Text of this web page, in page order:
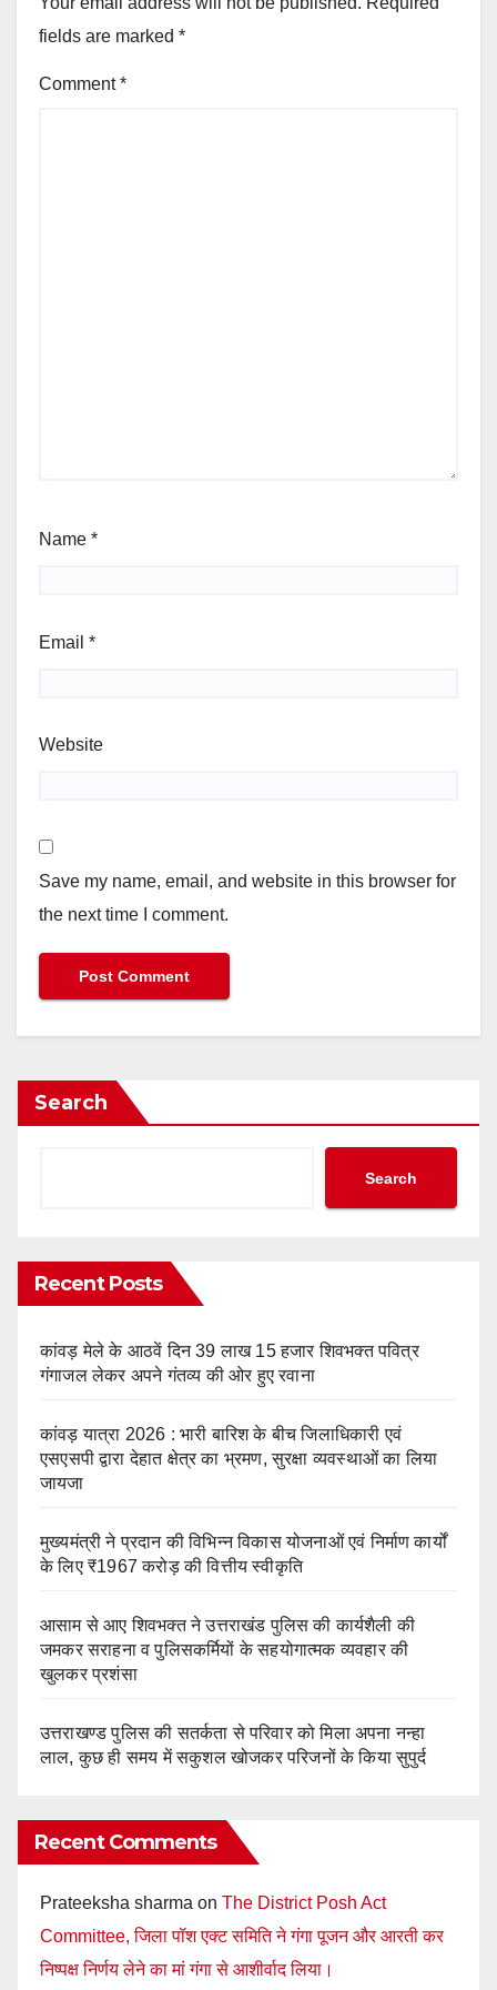
fields are marked *
Comment*
Name *
Email *
Website
Save my name, email, and website in this browser for
the next time I comment.
Search
Search
Recent Posts
कांवड़ मेले के आठवें दिन 39 लाख 15 हजार शिवभक्त पवित्र
गंगाजल लेकर अपने गंतव्य की ओर हुए रवाना
कांवड़ यात्रा 2026 : भारी बारिश के बीच जिलाधिकारी एवं
एसएसपी द्वारा देहात क्षेत्र का भ्रमण, सुरक्षा व्यवस्थाओं का लिया
जायजा
मुख्यमंत्री ने प्रदान की विभिन्न विकास योजनाओं एवं निर्माण कार्यों
के लिए ₹1967 करोड़ की वित्तीय स्वीकृति
आसाम से आए शिवभक्त ने उत्तराखंड पुलिस की कार्यशैली की
जमकर सराहना व पुलिसकर्मियों के सहयोगात्मक व्यवहार की
खुलकर प्रशंसा
उत्तराखण्ड पुलिस की सतर्कता से परिवार को मिला अपना नन्हा
लाल, कुछ ही समय में सकुशल खोजकर परिजनों के किया सुपुर्द
Recent Comments
Prateeksha sharma on The District Posh Act
Committee, जिला पॉश एक्ट समिति ने गंगा पूजन और आरती कर
निष्पक्ष निर्णय लेने का मां गंगा से आशीर्वाद लिया।